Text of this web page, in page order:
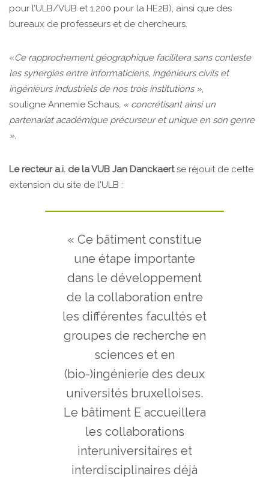
pour l’ULB/VUB et 1.200 pour la HE2B), ainsi que des
bureaux de professeurs et de chercheurs.
«Ce rapprochement géographique facilitera sans conteste
les synergies entre informaticiens, ingénieurs civils et
ingénieurs industriels de nos trois institutions »,
souligne Annemie Schaus, « concrétisant ainsi un
partenariat académique précurseur et unique en son genre
».
Le recteur a.i. de la VUB Jan Danckaertse réjouit de cette
extension du site de l'ULB :
« Ce bâtiment constitue
une étape importante
dans le développement
de la collaboration entre
les différentes facultés et
groupes de recherche en
sciences et en
(bio-)ingénierie des deux
universités bruxelloises.
Le bâtiment E accueillera
les collaborations
interuniversitaires et
interdisciplinaires déjà